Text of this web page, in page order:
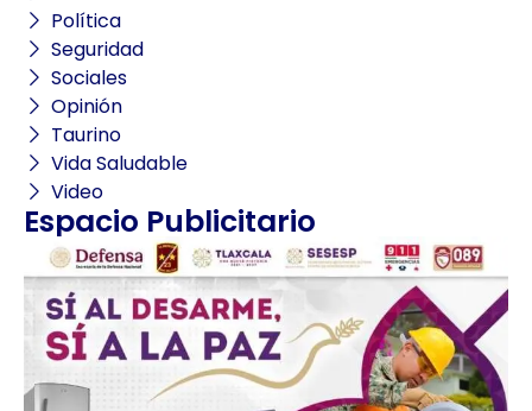
Política
Seguridad
Sociales
Opinión
Taurino
Vida Saludable
Video
Espacio Publicitario